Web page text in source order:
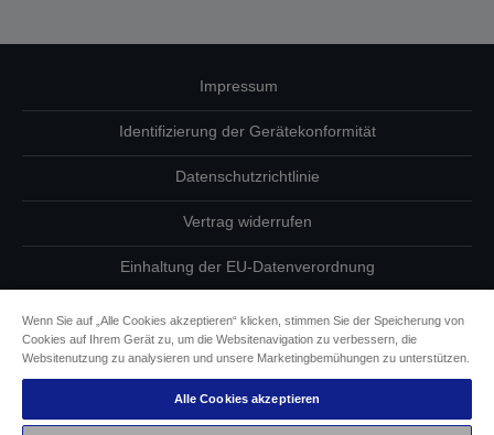
Impressum
Identifizierung der Gerätekonformität
Datenschutzrichtlinie
Vertrag widerrufen
Einhaltung der EU-Datenverordnung
Informationen zu Cookies
Epson Engagement für Barrierefreiheit
Wenn Sie auf „Alle Cookies akzeptieren“ klicken, stimmen Sie der Speicherung von
Cookies auf Ihrem Gerät zu, um die Websitenavigation zu verbessern, die
Websitenutzung zu analysieren und unsere Marketingbemühungen zu unterstützen.
Alle Cookies akzeptieren